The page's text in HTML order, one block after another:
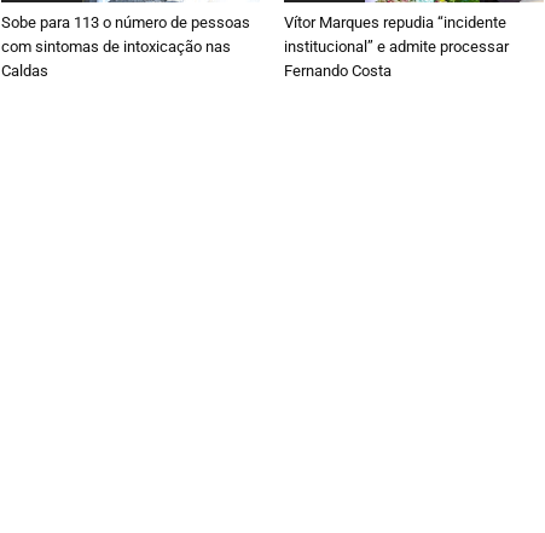
Sobe para 113 o número de pessoas
com sintomas de intoxicação nas
Caldas
Vítor Marques repudia “incidente
institucional” e admite processar
Fernando Costa